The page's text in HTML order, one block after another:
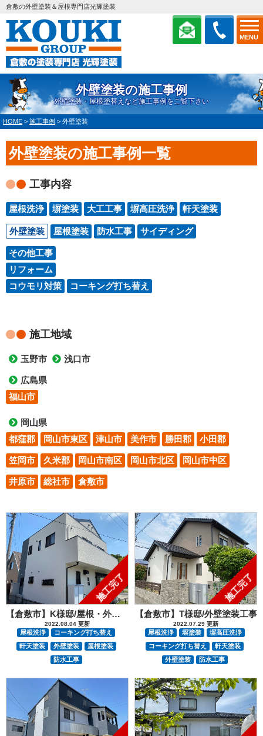
MENU
倉敷の外壁塗装＆屋根専門店光輝塗装
外壁塗装の施工事例
外壁塗装・屋根塗替えなど施工事例をご覧下さい
HOME > 施工事例 > 外壁塗装
外壁塗装の施工事例一覧
工事内容
屋根洗浄 塀塗装 大工工事 塀高圧洗浄 軒天塗装
外壁塗装 屋根塗装 防水工事 サイディング
その他工事
リフォーム
コウモリ対策
コーキング打ち替え
施工地域
玉野市 浅口市
広島県
福山市
岡山県
都窪郡
岡山市東区 津山市 美作市 勝田郡 小田郡
笠岡市 久米郡 岡山市南区 岡山市北区 岡山市中区
井原市 総社市 倉敷市
施工完了
【倉敷市】K様邸/屋根・外壁塗装工事
2022.08.04 更新
屋根洗浄
コーキング打ち替え
軒天塗装
外壁塗装
屋根塗装
防水工事
施工完了
【倉敷市】T様邸/外壁塗装工事
2022.07.29 更新
屋根洗浄 塀塗装
塀高圧洗浄
コーキング打ち替え
軒天塗装
外壁塗装
防水工事